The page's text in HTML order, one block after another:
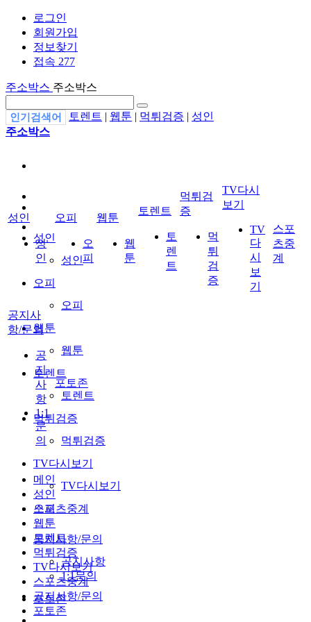
로그인
회원가입
정보찾기
접속 277
주소박스 주소박스
인기검색어 토렌트 | 웹툰 | 먹튀검증 | 성인
주소박스
성인
성인
오피
오피
웹툰
웹툰
토렌트
토렌트
먹튀검증
먹튀검증
TV다시보기
TV다시보기
스포츠중계
공지사항/문의
공지사항
1:1문의
포토존
성인
성
인
오피
오
피
웹툰
웹
툰
토렌트
토
렌
트
먹튀검
증
먹
튀
검
증
TV다시
보기
TV
다
시
보
기
스포
츠중
계
공지사
항/문의
공
지
사
항
1:1
문
의
포토존
메인
성인
오피
웹툰
토렌트
먹튀검증
TV다시보기
스포츠중계
공지사항/문의
포토존